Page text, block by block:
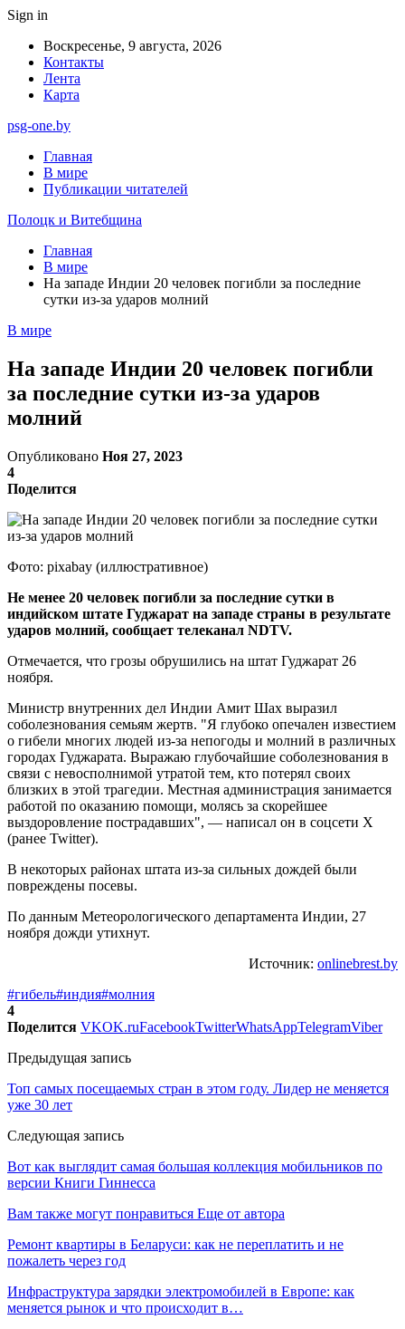
Sign in
Воскресенье, 9 августа, 2026
Контакты
Лента
Карта
psg-one.by
Главная
В мире
Публикации читателей
Полоцк и Витебщина
Главная
В мире
На западе Индии 20 человек погибли за последние
сутки из-за ударов молний
В мире
На западе Индии 20 человек погибли
за последние сутки из-за ударов
молний
Опубликовано Ноя 27, 2023
4
Поделится
Фото: pixabay (иллюстративное)
Не менее 20 человек погибли за последние сутки в
индийском штате Гуджарат на западе страны в результате
ударов молний, сообщает телеканал NDTV.
Отмечается, что грозы обрушились на штат Гуджарат 26
ноября.
Министр внутренних дел Индии Амит Шах выразил
соболезнования семьям жертв. "Я глубоко опечален известием
о гибели многих людей из-за непогоды и молний в различных
городах Гуджарата. Выражаю глубочайшие соболезнования в
связи с невосполнимой утратой тем, кто потерял своих
близких в этой трагедии. Местная администрация занимается
работой по оказанию помощи, молясь за скорейшее
выздоровление пострадавших", — написал он в соцсети X
(ранее Twitter).
В некоторых районах штата из-за сильных дождей были
повреждены посевы.
По данным Метеорологического департамента Индии, 27
ноября дожди утихнут.
Источник: onlinebrest.by
#гибель#индия#молния
4
Поделится VKOK.ruFacebookTwitterWhatsAppTelegramViber
Предыдущая запись
Топ самых посещаемых стран в этом году. Лидер не меняется
уже 30 лет
Следующая запись
Вот как выглядит самая большая коллекция мобильников по
версии Книги Гиннесса
Вам также могут понравиться Еще от автора
Ремонт квартиры в Беларуси: как не переплатить и не
пожалеть через год
Инфраструктура зарядки электромобилей в Европе: как
меняется рынок и что происходит в…